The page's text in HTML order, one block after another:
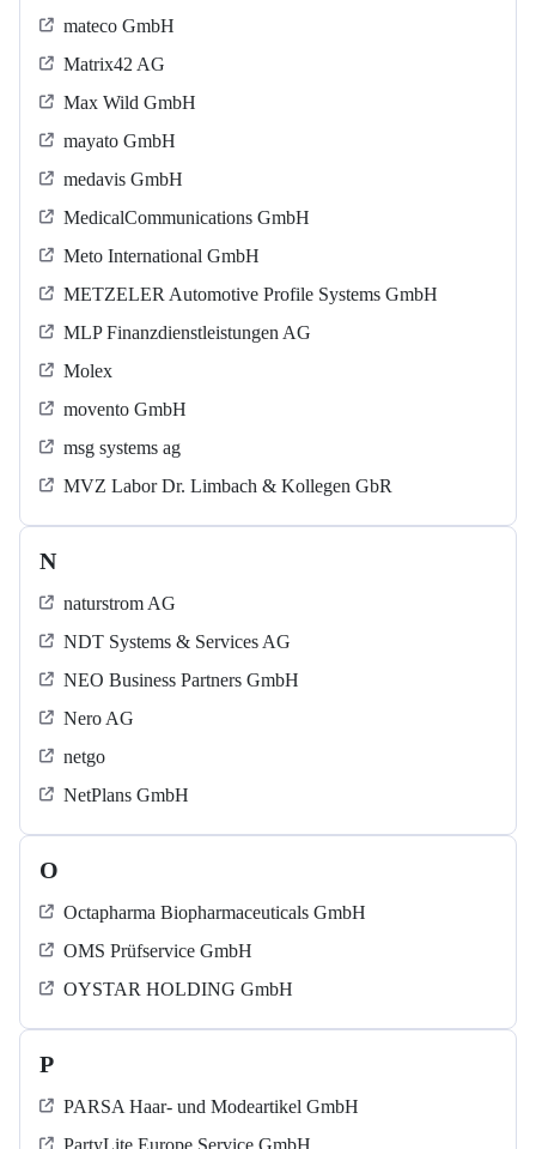
mateco GmbH
Matrix42 AG
Max Wild GmbH
mayato GmbH
medavis GmbH
MedicalCommunications GmbH
Meto International GmbH
METZELER Automotive Profile Systems GmbH
MLP Finanzdienstleistungen AG
Molex
movento GmbH
msg systems ag
MVZ Labor Dr. Limbach & Kollegen GbR
N
naturstrom AG
NDT Systems & Services AG
NEO Business Partners GmbH
Nero AG
netgo
NetPlans GmbH
O
Octapharma Biopharmaceuticals GmbH
OMS Prüfservice GmbH
OYSTAR HOLDING GmbH
P
PARSA Haar- und Modeartikel GmbH